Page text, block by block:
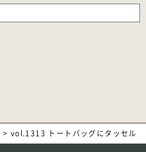
> vol.1313 トートバッグにタッセル